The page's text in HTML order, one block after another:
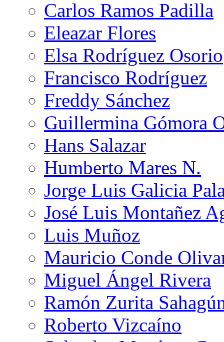
Carlos Ramos Padilla
Eleazar Flores
Elsa Rodríguez Osorio
Francisco Rodríguez
Freddy Sánchez
Guillermina Gómora
Hans Salazar
Humberto Mares N.
Jorge Luis Galicia
José Luis Montañez
Luis Muñoz
Mauricio Conde
Miguel Ángel Rivera
Ramón Zurita
Roberto Vizcaíno